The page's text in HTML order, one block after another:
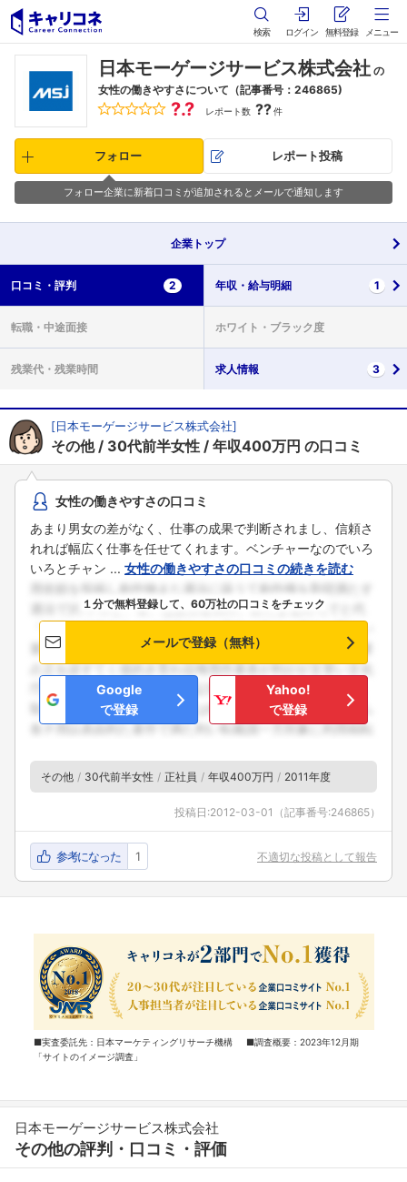
検索 ログイン 無料登録 メニュー
日本モーゲージサービス株式会社 の
女性の働きやすさについて（記事番号：246865)
?.? レポート数 ??件
フォロー レポート投稿
フォロー企業に新着口コミが追加されるとメールで通知します
企業 トップ
口コミ・ 評判 2 年収・ 給与明細 1
転職・ 中途面接 ホワイト・ ブラック度
残業代・ 残業時間 求人情報 3
[日本モーゲージサービス株式会社]
その他 30代前半女性 年収400万円 の口コミ
女性の働きやすさの口コミ
あまり男女の差がなく、仕事の成果で判断されまし、信頼さ
れれば幅広く仕事を任せてくれます。ベンチャーなのでいろ
いろとチャン ... 女性の働きやすさの口コミの続きを読む
１分で無料登録して、60万社の口コミをチェック
メールで登録（無料）
Google
で登録
Yahoo!
で登録
その他 30代前半女性 正社員 年収400万円 2011年度
投稿日:2012-03-01 （記事番号:246865）
参考になった 1 不適切な投稿として報告
■実査委託先：日本マーケティングリサーチ機構 ■調査概要：2023年12月期
「サイトのイメージ調査」
日本モーゲージサービス株式会社
その他の評判・口コミ・評価